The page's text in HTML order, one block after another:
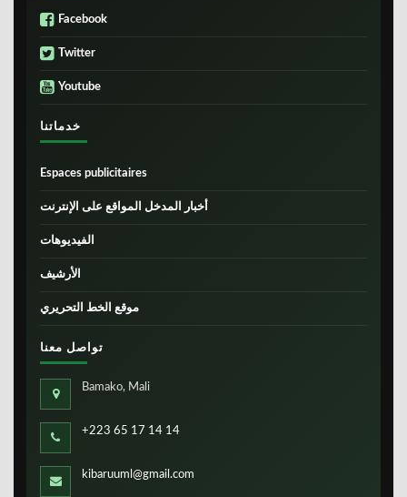
Facebook
Twitter
Youtube
خدماتنا
Espaces publicitaires
أخبار المدخل المواقع على الإنترنت
الفيديوهات
الأرشيف
موقع الخط التحريري
تواصل معنا
Bamako, Mali
+223 65 17 14 14
kibaruuml@gmail.com